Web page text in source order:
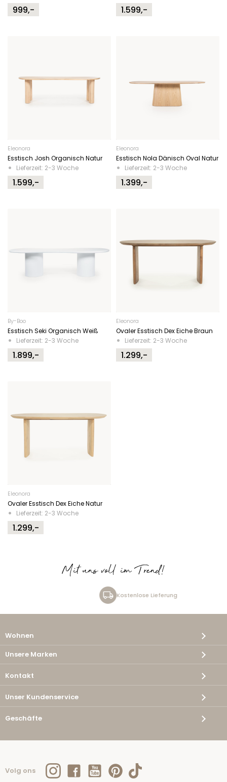
999,- 1.599,-
Eleonora
Esstisch Josh Organisch Natur
Lieferzeit: 2-3 Woche
1.599,-
Eleonora
Esstisch Nola Dänisch Oval Natur
Lieferzeit: 2-3 Woche
1.399,-
By-Boo
Esstisch Seki Organisch Weiß
Lieferzeit: 2-3 Woche
1.899,-
Eleonora
Ovaler Esstisch Dex Eiche Braun
Lieferzeit: 2-3 Woche
1.299,-
Eleonora
Ovaler Esstisch Dex Eiche Natur
Lieferzeit: 2-3 Woche
1.299,-
Mit uns voll im Trend!
Kostenlose Lieferung
Wohnen
Unsere Marken
Kontakt
Unser Kundenservice
Geschäfte
Volg ons